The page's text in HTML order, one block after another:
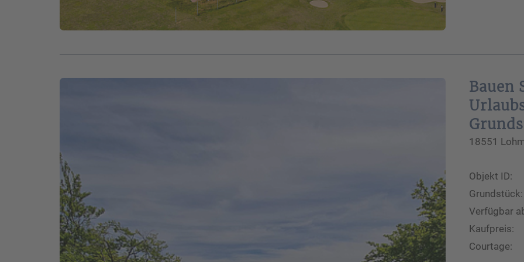
Bauen
18551
Objekt ID:
Grundstück:
Verfügbar
Kaufpreis:
Courtage: